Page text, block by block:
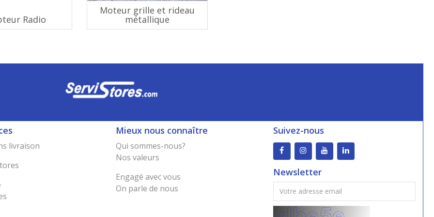
Radio
Moteur grille et rideau
métallique
livraison
Mieux nous connaître
Qui sommes-nous?
Nos valeurs
Engagé avec vous
On parle de nous
Suivez-nous
Newsletter